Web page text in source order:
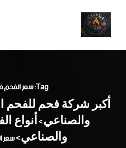
content
Tag: سعر الفحم في مصر
أكبر شركة فحم للفحم
والصناعي>أنواع
والصناعي>سعر